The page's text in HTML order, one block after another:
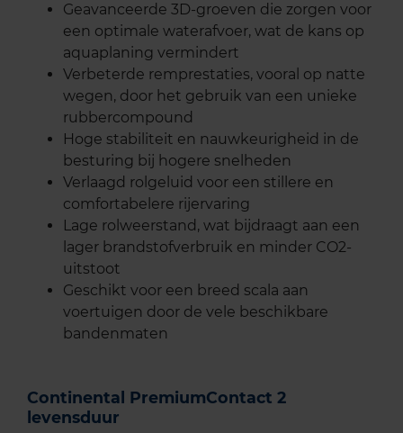
Geavanceerde 3D-groeven die zorgen voor
een optimale waterafvoer, wat de kans op
aquaplaning vermindert
Verbeterde remprestaties, vooral op natte
wegen, door het gebruik van een unieke
rubbercompound
Hoge stabiliteit en nauwkeurigheid in de
besturing bij hogere snelheden
Verlaagd rolgeluid voor een stillere en
comfortabelere rijervaring
Lage rolweerstand, wat bijdraagt aan een
lager brandstofverbruik en minder CO2-
uitstoot
Geschikt voor een breed scala aan
voertuigen door de vele beschikbare
bandenmaten
Continental PremiumContact 2
levensduur